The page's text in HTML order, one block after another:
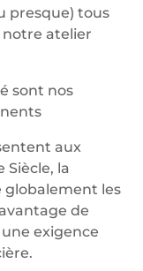
presque) tous
atelier
sont nos
aux
Siècle, la
globalement les
de
exigence